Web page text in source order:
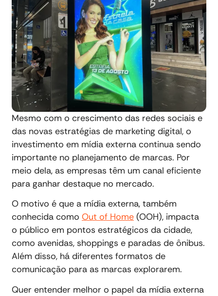
Mesmo com o crescimento das redes sociais e
das novas estratégias de marketing digital, o
investimento em mídia externa continua sendo
importante no planejamento de marcas. Por
meio dela, as empresas têm um canal eficiente
para ganhar destaque no mercado.
O motivo é que a mídia externa, também
conhecida como Out of Home (OOH), impacta
o público em pontos estratégicos da cidade,
como avenidas, shoppings e paradas de ônibus.
Além disso, há diferentes formatos de
comunicação para as marcas explorarem.
Quer entender melhor o papel da mídia externa